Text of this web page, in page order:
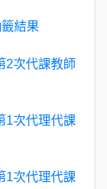
結果
2次代課教師
1次代理代課
1次代理代課